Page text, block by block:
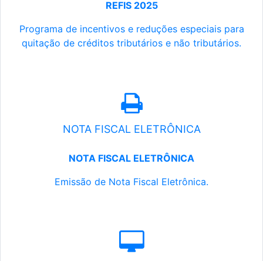
REFIS 2025
Programa de incentivos e reduções especiais para
quitação de créditos tributários e não tributários.
NOTA FISCAL ELETRÔNICA
NOTA FISCAL ELETRÔNICA
Emissão de Nota Fiscal Eletrônica.